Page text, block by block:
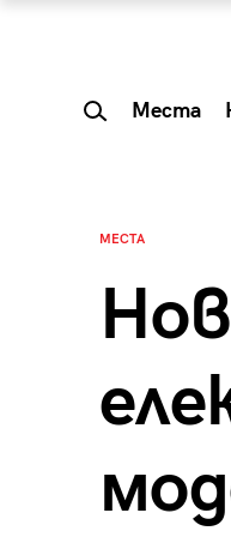
Места
МЕСТА